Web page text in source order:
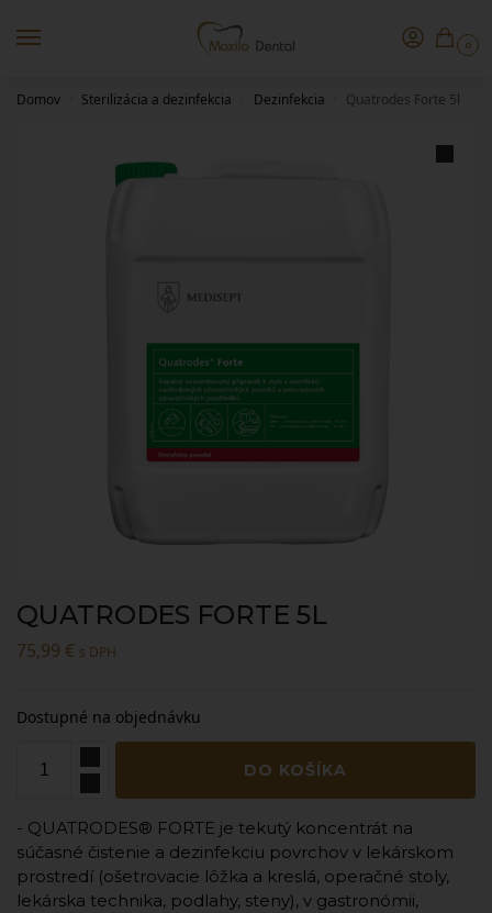
0
Domov Sterilizácia a dezinfekcia Dezinfekcia Quatrodes Forte 5l
QUATRODES FORTE 5L
75,99 € s DPH
Dostupné na objednávku
DO KOŠÍKA
- QUATRODES® FORTE je tekutý koncentrát na
súčasné čistenie a dezinfekciu povrchov v lekárskom
prostredí (ošetrovacie lôžka a kreslá, operačné stoly,
lekárska technika, podlahy, steny), v gastronómii,